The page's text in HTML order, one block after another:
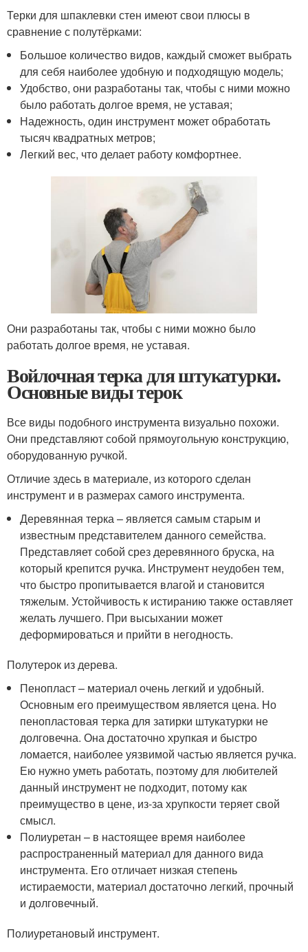
Терки для шпаклевки стен имеют свои плюсы в
сравнение с полутёрками:
Большое количество видов, каждый сможет выбрать
для себя наиболее удобную и подходящую модель;
Удобство, они разработаны так, чтобы с ними можно
было работать долгое время, не уставая;
Надежность, один инструмент может обработать
тысяч квадратных метров;
Легкий вес, что делает работу комфортнее.
Они разработаны так, чтобы с ними можно было
работать долгое время, не уставая.
Войлочная терка для штукатурки.
Основные виды терок
Все виды подобного инструмента визуально похожи.
Они представляют собой прямоугольную конструкцию,
оборудованную ручкой.
Отличие здесь в материале, из которого сделан
инструмент и в размерах самого инструмента.
Деревянная терка – является самым старым и
известным представителем данного семейства.
Представляет собой срез деревянного бруска, на
который крепится ручка. Инструмент неудобен тем,
что быстро пропитывается влагой и становится
тяжелым. Устойчивость к истиранию также оставляет
желать лучшего. При высыхании может
деформироваться и прийти в негодность.
Полутерок из дерева.
Пенопласт – материал очень легкий и удобный.
Основным его преимуществом является цена. Но
пенопластовая терка для затирки штукатурки не
долговечна. Она достаточно хрупкая и быстро
ломается, наиболее уязвимой частью является ручка.
Ею нужно уметь работать, поэтому для любителей
данный инструмент не подходит, потому как
преимущество в цене, из-за хрупкости теряет свой
смысл.
Полиуретан – в настоящее время наиболее
распространенный материал для данного вида
инструмента. Его отличает низкая степень
истираемости, материал достаточно легкий, прочный
и долговечный.
Полиуретановый инструмент.